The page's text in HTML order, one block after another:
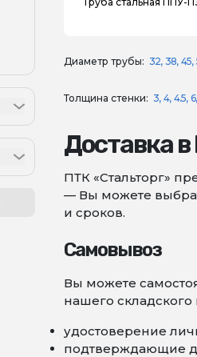
Диаметр трубы: 32 38 45
Толщина стенки: 3 4 4.5 6
Доставка
ПТК «Стальторг»
— Вы можете
и сроков.
Самовывоз
Вы можете
нашего
удостоверение
подтверждающие